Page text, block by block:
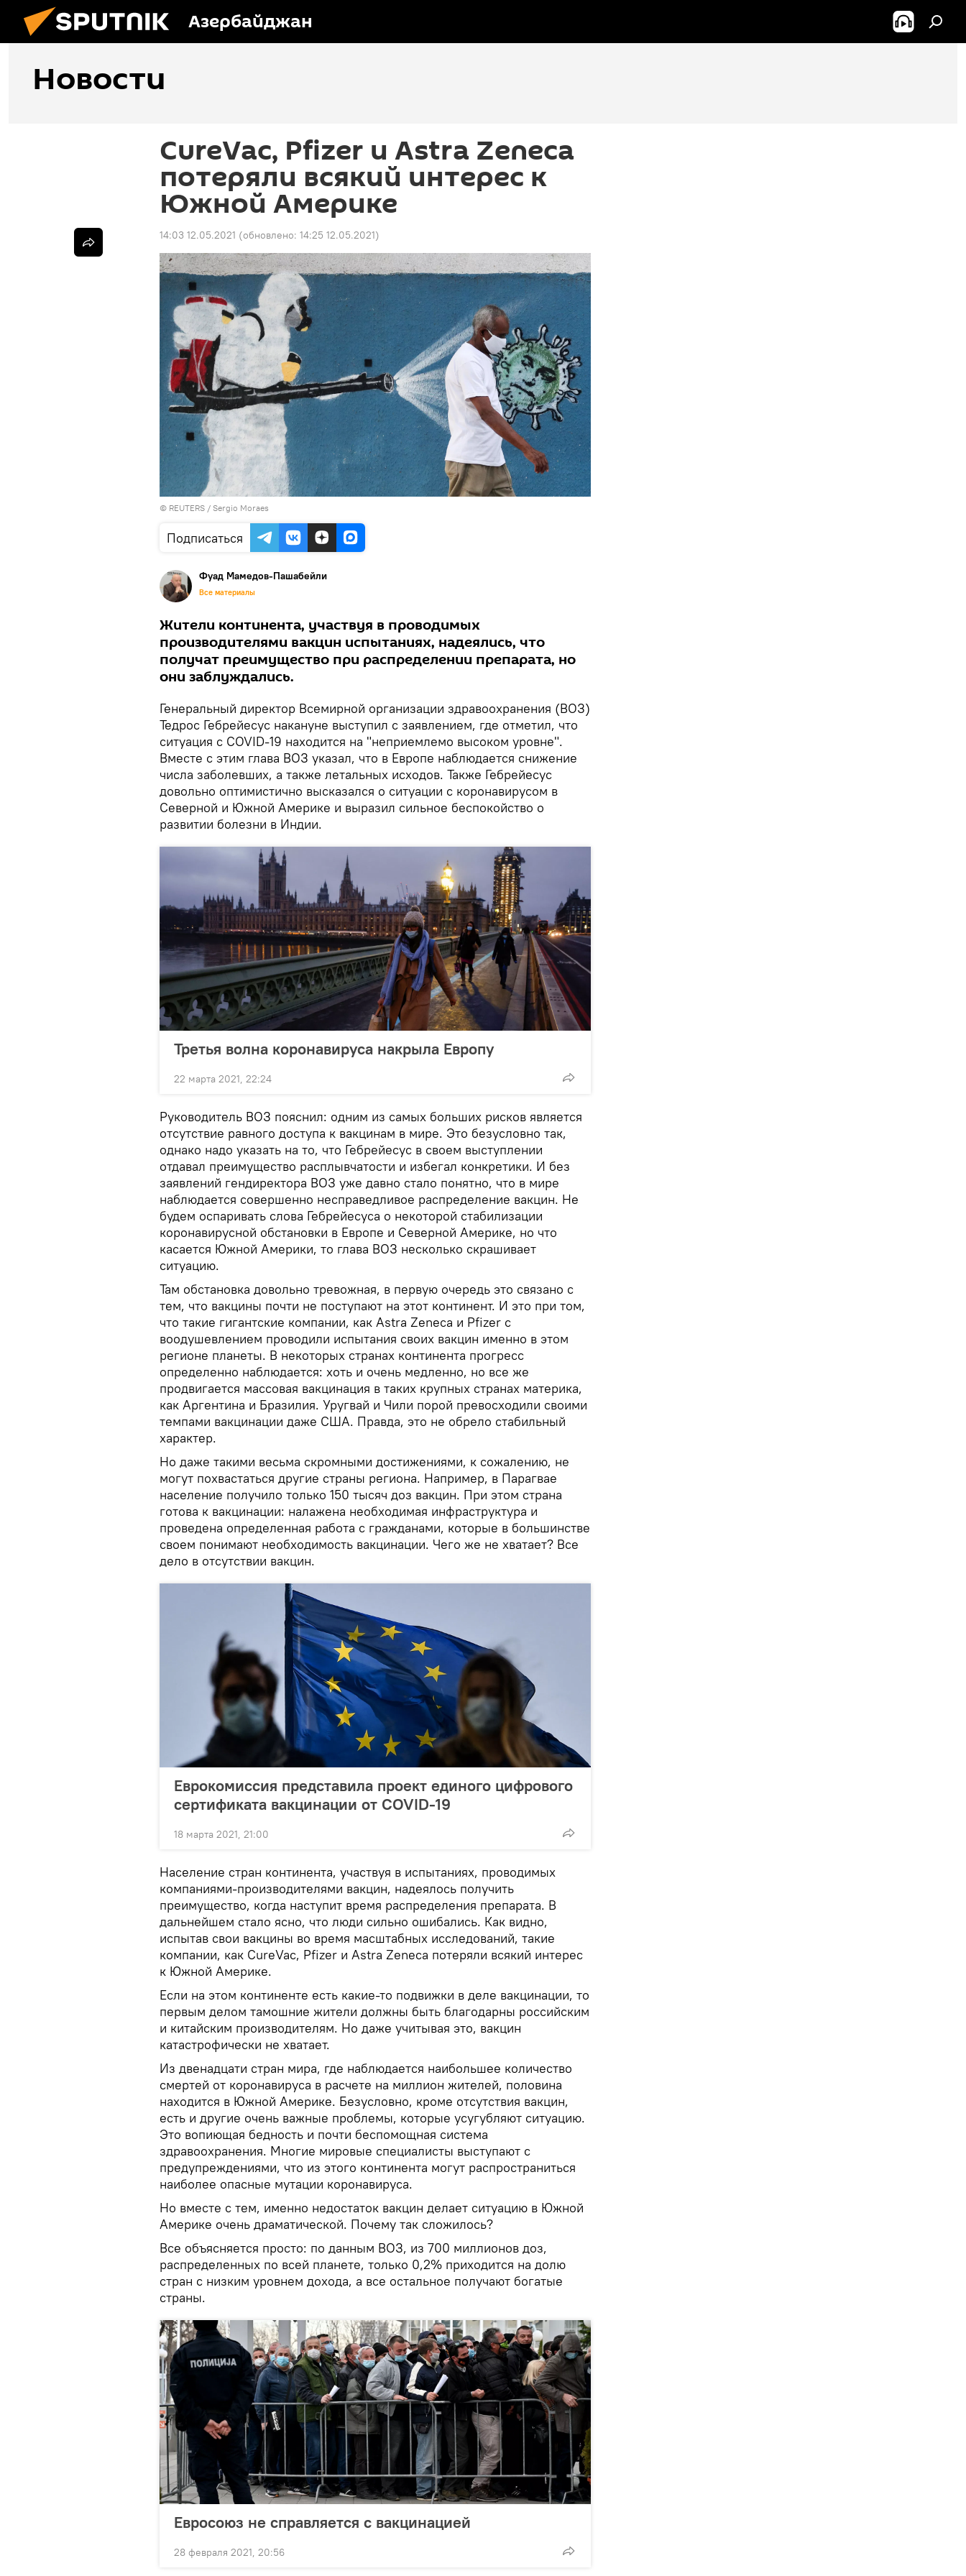
Азербайджан
Новости
CureVac, Pfizer и Astra Zeneca
потеряли всякий интерес к
Южной Америке
14:03 12.05.2021 (обновлено: 14:25 12.05.2021)
© REUTERS / Sergio Moraes
Подписаться
Фуад Мамедов-Пашабейли
Все материалы
Жители континента, участвуя в проводимых
производителями вакцин испытаниях, надеялись, что
получат преимущество при распределении препарата, но
они заблуждались.
Генеральный директор Всемирной организации здравоохранения (ВОЗ)
Тедрос Гебрейесус накануне выступил с заявлением, где отметил, что
ситуация с COVID-19 находится на "неприемлемо высоком уровне".
Вместе с этим глава ВОЗ указал, что в Европе наблюдается снижение
числа заболевших, а также летальных исходов. Также Гебрейесус
довольно оптимистично высказался о ситуации с коронавирусом в
Северной и Южной Америке и выразил сильное беспокойство о
развитии болезни в Индии.
Третья волна коронавируса накрыла Европу
22 марта 2021, 22:24
Руководитель ВОЗ пояснил: одним из самых больших рисков является
отсутствие равного доступа к вакцинам в мире. Это безусловно так,
однако надо указать на то, что Гебрейесус в своем выступлении
отдавал преимущество расплывчатости и избегал конкретики. И без
заявлений гендиректора ВОЗ уже давно стало понятно, что в мире
наблюдается совершенно несправедливое распределение вакцин. Не
будем оспаривать слова Гебрейесуса о некоторой стабилизации
коронавирусной обстановки в Европе и Северной Америке, но что
касается Южной Америки, то глава ВОЗ несколько скрашивает
ситуацию.
Там обстановка довольно тревожная, в первую очередь это связано с
тем, что вакцины почти не поступают на этот континент. И это при том,
что такие гигантские компании, как Astra Zeneca и Pfizer с
воодушевлением проводили испытания своих вакцин именно в этом
регионе планеты. В некоторых странах континента прогресс
определенно наблюдается: хоть и очень медленно, но все же
продвигается массовая вакцинация в таких крупных странах материка,
как Аргентина и Бразилия. Уругвай и Чили порой превосходили своими
темпами вакцинации даже США. Правда, это не обрело стабильный
характер.
Но даже такими весьма скромными достижениями, к сожалению, не
могут похвастаться другие страны региона. Например, в Парагвае
население получило только 150 тысяч доз вакцин. При этом страна
готова к вакцинации: налажена необходимая инфраструктура и
проведена определенная работа с гражданами, которые в большинстве
своем понимают необходимость вакцинации. Чего же не хватает? Все
дело в отсутствии вакцин.
Еврокомиссия представила проект единого цифрового
сертификата вакцинации от COVID-19
18 марта 2021, 21:00
Население стран континента, участвуя в испытаниях, проводимых
компаниями-производителями вакцин, надеялось получить
преимущество, когда наступит время распределения препарата. В
дальнейшем стало ясно, что люди сильно ошибались. Как видно,
испытав свои вакцины во время масштабных исследований, такие
компании, как CureVac, Pfizer и Astra Zeneca потеряли всякий интерес
к Южной Америке.
Если на этом континенте есть какие-то подвижки в деле вакцинации, то
первым делом тамошние жители должны быть благодарны российским
и китайским производителям. Но даже учитывая это, вакцин
катастрофически не хватает.
Из двенадцати стран мира, где наблюдается наибольшее количество
смертей от коронавируса в расчете на миллион жителей, половина
находится в Южной Америке. Безусловно, кроме отсутствия вакцин,
есть и другие очень важные проблемы, которые усугубляют ситуацию.
Это вопиющая бедность и почти беспомощная система
здравоохранения. Многие мировые специалисты выступают с
предупреждениями, что из этого континента могут распространиться
наиболее опасные мутации коронавируса.
Но вместе с тем, именно недостаток вакцин делает ситуацию в Южной
Америке очень драматической. Почему так сложилось?
Все объясняется просто: по данным ВОЗ, из 700 миллионов доз,
распределенных по всей планете, только 0,2% приходится на долю
стран с низким уровнем дохода, а все остальное получают богатые
страны.
Евросоюз не справляется с вакцинацией
28 февраля 2021, 20:56